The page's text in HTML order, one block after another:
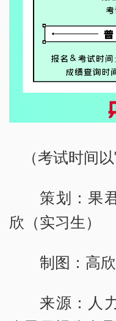
（考试时间
策划：果
欣（实习生）
制图：高
来源：人